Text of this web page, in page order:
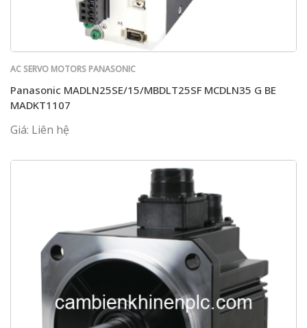
AC SERVO MOTORS PANASONIC
Panasonic MADLN25SE/15/MBDLT25SF MCDLN35 G BE
MADKT1107
Giá: Liên hệ